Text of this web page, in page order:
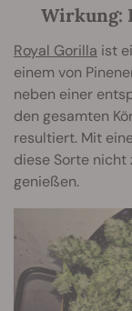
Wirkung:
Royal Gorilla ist
einem von
neben einer
den gesamten
resultiert. Mit
diese Sorte nicht
genießen.